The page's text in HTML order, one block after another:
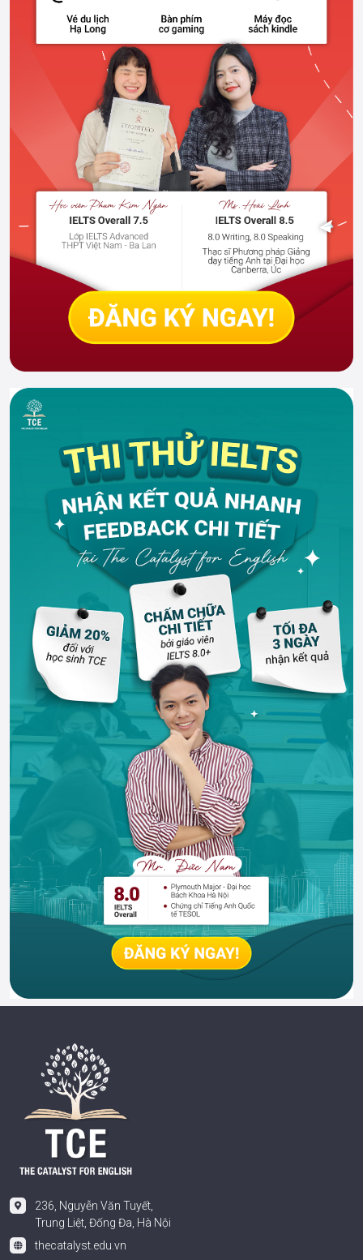
236, Nguyễn Văn Tuyết,
Trung Liệt, Đống Đa, Hà Nội
thecatalyst.edu.vn